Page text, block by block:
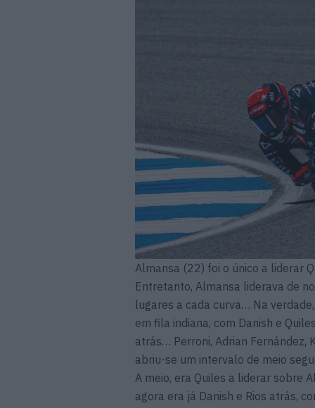
Almansa (22) foi o único a liderar
Entretanto, Almansa liderava de
lugares a cada curva… Na
em fila indiana, com Danish e
atrás… Perroni, Adrian Fernández,
abriu-se um intervalo de meio
A meio, era Quiles a liderar sobre
agora era já Danish e Rios atrás,